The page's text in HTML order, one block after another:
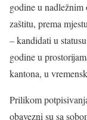
godine u
zaštitu, prema
– kandidati u
godine u
kantona, u
Prilikom
obavezni su sa